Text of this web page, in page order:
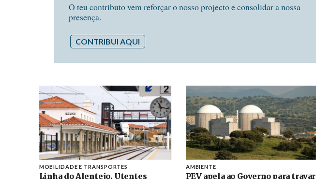
O teu contributo vem reforçar o nosso projecto e consolidar a nossa
presença.
CONTRIBUI AQUI
MOBILIDADE E TRANSPORTES
Linha do Alentejo. Utentes
AMBIENTE
PEV apela ao Governo para travar